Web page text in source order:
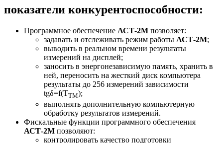
показатели конкурентоспособности:
Программное обеспечение АСТ-2М позволяет:
задавать и отслеживать режим работы АСТ-2М;
выводить в реальном времени результаты
измерений на дисплей;
заносить в энергонезависимую память, хранить в
ней, переносить на жесткий диск компьютера
результаты до 256 измерений зависимости
tgδ=f(ТТМ);
выполнять дополнительную компьютерную
обработку результатов измерений.
Фискальные функции программного обеспечения
АСТ-2М позволяют:
контролировать качество подготовки